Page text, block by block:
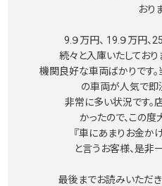
おり
9.９万円、 19.９万円
続々と入庫いたしており
機関良好な車両ばかりです
の車両が人気で即
非常に多い状況です。
かったので、この度
『車にあまりお金か
と言うお客様、是非
最後までお読みいただき